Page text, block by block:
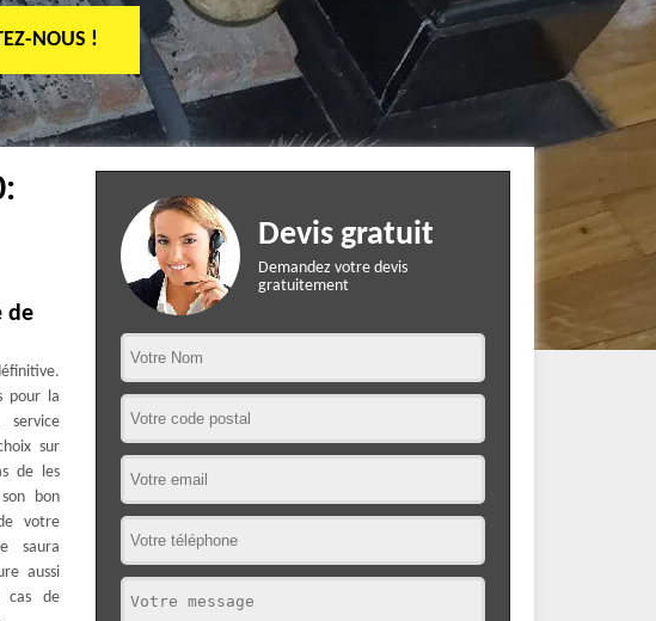
NOUS !
de
pour la
service
sur
de les
bon
votre
saura
aussi
cas de
Devis gratuit
Demandez votre devis
gratuitement